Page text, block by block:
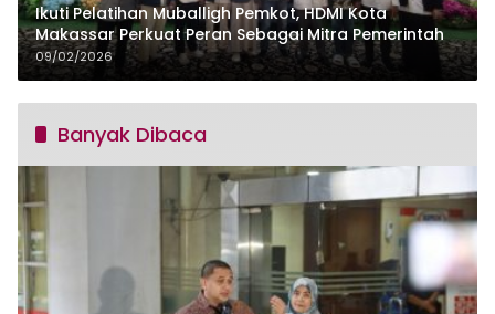
Ikuti Pelatihan Muballigh Pemkot, HDMI Kota
Makassar Perkuat Peran Sebagai Mitra Pemerintah
09/02/2026
Banyak Dibaca